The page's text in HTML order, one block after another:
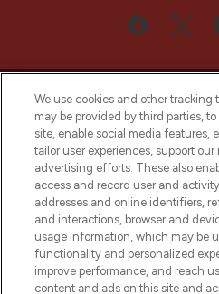
Bądź pierwszą osobą,
najnowszych
uznanych marek,
otrzyma ekskluzywne
z Sunday
Zgoda na
We use cookies and other tracking
may be provided by third parties,
site, enable social media features,
tailor user experiences, support our
advertising efforts. These also
access and record user and
addresses and online identifiers,
and interactions, browser and
usage information, which may be
functionality and personalized
improve performance, and reach
content and ads on this site and